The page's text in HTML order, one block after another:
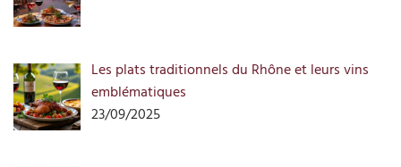
Les plats traditionnels du Rhône et leurs vins
emblématiques
23/09/2025